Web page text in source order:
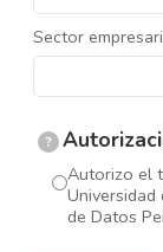
Sector
?
Autorizo el
de Datos